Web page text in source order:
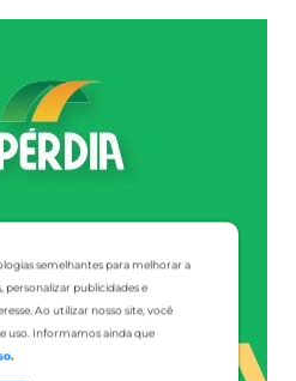
semelhantes para melhorar a
personalizar publicidades e
Ao utilizar nosso site, você
uso. Informamos ainda que
.